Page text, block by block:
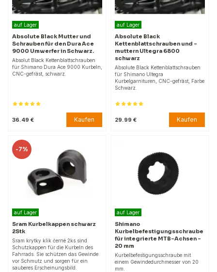
auf Lager
Absolute Black Mutter und
Schrauben für den Dura Ace
9000 Umwerfer in Schwarz.
Absolut Black Kettenblattschrauben
für Shimano Dura Ace 9000 Kurbeln,
CNC-gefräst, schwarz.
36.49 € Kaufen
auf Lager
Absolute Black
Kettenblattschrauben und -
muttern Ultegra 6800
schwarz
Absolute Black Kettenblattschrauben
für Shimano Ultegra
Kurbelgarnituren, CNC-gefräst, Farbe
Schwarz.
29.99 € Kaufen
-7%
auf Lager
Sram Kurbelkappen schwarz
2Stk
Sram krytky klik černé 2ks sind
Schutzkappen für die Kurbeln des
Fahrrads. Sie schützen das Gewinde
vor Schmutz und sorgen für ein
sauberes Erscheinungsbild.
auf Lager
Shimano
Kurbelbefestigungsschraube
für integrierte MTB-Achsen -
20 mm
Kurbelbefestigungsschraube mit
einem Gewindedurchmesser von 20
mm.